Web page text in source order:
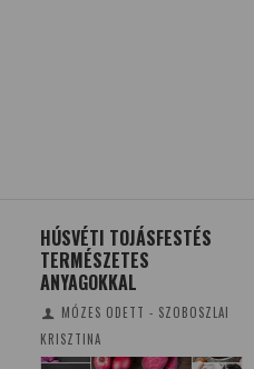
HÚSVÉTI TOJÁSFESTÉS
TERMÉSZETES
ANYAGOKKAL
MÓZES ODETT - SZOBOSZLAI
KRISZTINA